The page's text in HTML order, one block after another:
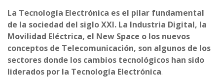
La Tecnología Electrónica es el pilar fundamental
de la sociedad del siglo XXI. La Industria Digital, la
Movilidad Eléctrica, el New Space o los nuevos
conceptos de Telecomunicación, son algunos de los
sectores donde los cambios tecnológicos han sido
liderados por la Tecnología Electrónica.